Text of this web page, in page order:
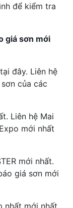
để kiểm tra
giá sơn mới
đây. Liên hệ
của các
Liên hệ Mai
mới nhất
mới nhất.
giá sơn mới
nhất mới nhất